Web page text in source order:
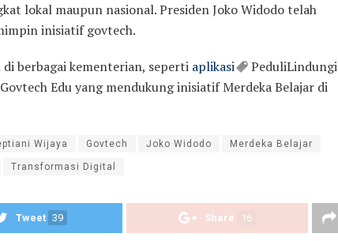
lokal maupun nasional. Presiden Joko Widodo telah
inisiatif govtech.
berbagai kementerian, seperti aplikasi
PeduliLindungi
Edu yang mendukung inisiatif Merdeka Belajar di
Wijaya Govtech Joko Widodo Merdeka Belajar
Transformasi Digital
Tweet 39 Share 16